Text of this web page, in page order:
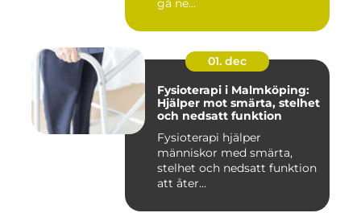
gå ne...
01. dec
Fysioterapi i Malmköping:
Hjälper mot smärta, stelhet
och nedsatt funktion
Fysioterapi hjälper
människor med smärta,
stelhet och nedsatt funktion
att åter...